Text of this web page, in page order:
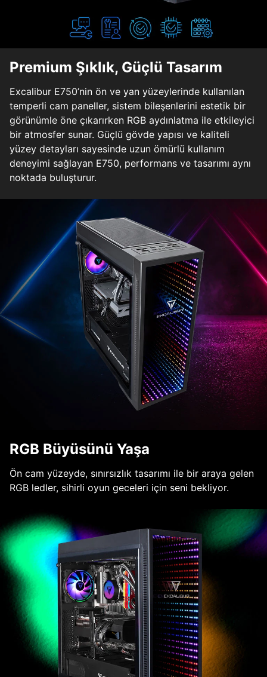
Premium Şıklık, Güçlü Tasarım
Excalibur E750’nin ön ve yan yüzeylerinde kullanılan
temperli cam paneller, sistem bileşenlerini estetik bir
görünümle öne çıkarırken RGB aydınlatma ile etkileyici
bir atmosfer sunar. Güçlü gövde yapısı ve kaliteli
yüzey detayları sayesinde uzun ömürlü kullanım
deneyimi sağlayan E750, performans ve tasarımı aynı
noktada buluşturur.
RGB Büyüsünü Yaşa
Ön cam yüzeyde, sınırsızlık tasarımı ile bir araya gelen
RGB ledler, sihirli oyun geceleri için seni bekliyor.